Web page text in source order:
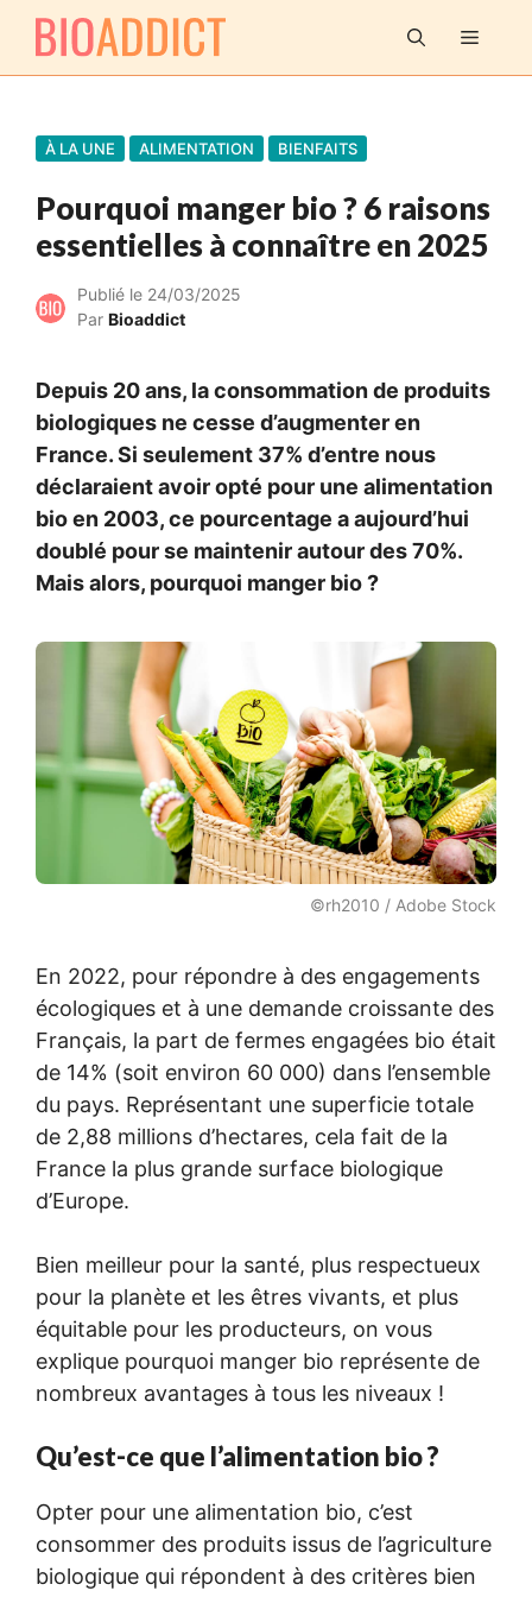
Aller
contenu
MENU
À LA UNE ALIMENTATION BIENFAITS
Pourquoi manger bio ? 6 raisons
essentielles à connaître en 2025
Publié le 24/03/2025
Par Bioaddict
Depuis 20 ans, la consommation de produits
biologiques ne cesse d’augmenter en
France. Si seulement 37% d’entre nous
déclaraient avoir opté pour une alimentation
bio en 2003, ce pourcentage a aujourd’hui
doublé pour se maintenir autour des 70%.
Mais alors, pourquoi manger bio ?
©rh2010 / Adobe Stock
En 2022, pour répondre à des engagements
écologiques et à une demande croissante des
Français, la part de fermes engagées bio était
de 14% (soit environ 60 000) dans l’ensemble
du pays. Représentant une superficie totale
de 2,88 millions d’hectares, cela fait de la
France la plus grande surface biologique
d’Europe.
Bien meilleur pour la santé, plus respectueux
pour la planète et les êtres vivants, et plus
équitable pour les producteurs, on vous
explique pourquoi manger bio représente de
nombreux avantages à tous les niveaux !
Qu’est-ce que l’alimentation bio ?
Opter pour une alimentation bio, c’est
consommer des produits issus de l’agriculture
biologique qui répondent à des critères bien